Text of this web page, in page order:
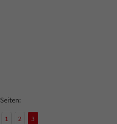
Seiten:
1 2 3